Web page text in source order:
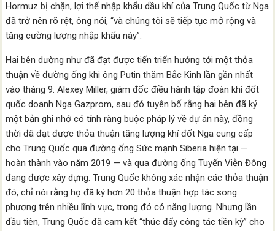
Hormuz bị chặn, lợi thế nhập khẩu dầu khí của Trung Quốc từ Nga
đã trở nên rõ rệt, ông nói, “và chúng tôi sẽ tiếp tục mở rộng và
tăng cường lượng nhập khẩu này”.
Hai bên dường như đã đạt được tiến triển hướng tới một thỏa
thuận về đường ống khi ông Putin thăm Bắc Kinh lần gần nhất
vào tháng 9. Alexey Miller, giám đốc điều hành tập đoàn khí đốt
quốc doanh Nga Gazprom, sau đó tuyên bố rằng hai bên đã ký
một bản ghi nhớ có tính ràng buộc pháp lý về dự án này, đồng
thời đã đạt được thỏa thuận tăng lượng khí đốt Nga cung cấp
cho Trung Quốc qua đường ống Sức mạnh Siberia hiện tại —
hoàn thành vào năm 2019 — và qua đường ống Tuyến Viễn Đông
đang được xây dựng. Trung Quốc không xác nhận các thỏa thuận
đó, chỉ nói rằng họ đã ký hơn 20 thỏa thuận hợp tác song
phương trên nhiều lĩnh vực, trong đó có năng lượng. Nhưng lần
đầu tiên, Trung Quốc đã cam kết “thúc đẩy công tác tiền kỳ” cho